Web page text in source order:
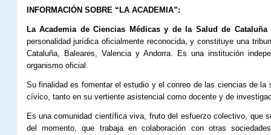
INFORMACIÓN SOBRE “LA ACADEMIA”:
La Academia de Ciencias Médicas y de la Salud de Cataluña
personalidad jurídica oficialmente reconocida, y constituye una
Cataluña, Baleares, Valencia y Andorra. Es una institución
organismo oficial.
Su finalidad es fomentar el estudio y el conreo de las ciencias de
cívico, tanto en su vertiente asistencial como docente y de
Es una comunidad científica viva, fruto del esfuerzo colectivo, que
del momento, que trabaja en colaboración con otras